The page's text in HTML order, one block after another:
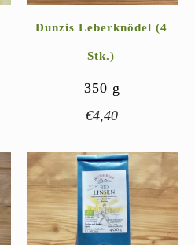
Dunzis Leberknödel (4
Stk.)
350 g
€4,40